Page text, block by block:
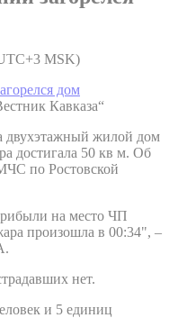
MSK)
Кавказа“
двухэтажный жилой дом
достигала 50 кв м. Об
по Ростовской
на место ЧП
произошла в 00:34", –
нет.
и 5 единиц